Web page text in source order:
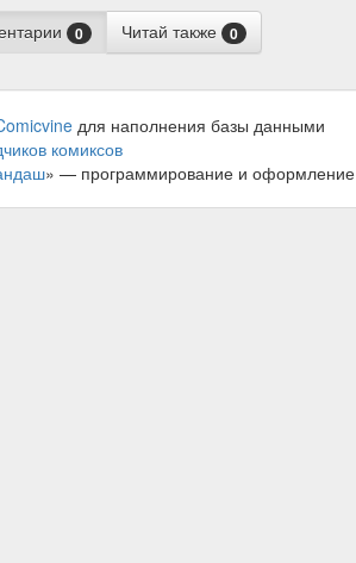
0 Читай также 0
для наполнения базы данными
комиксов
» — программирование и оформление